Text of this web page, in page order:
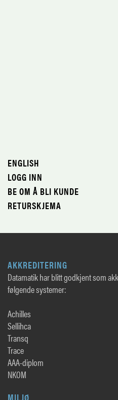
ENGLISH
LOGG INN
BE OM Å BLI KUNDE
RETURSKJEMA
AKKREDITERING
Datamatik har blitt godkjent som
følgende systemer:
Achilles
Sellihca
Transq
Trace
AAA-diplom
NKOM
MILJØ